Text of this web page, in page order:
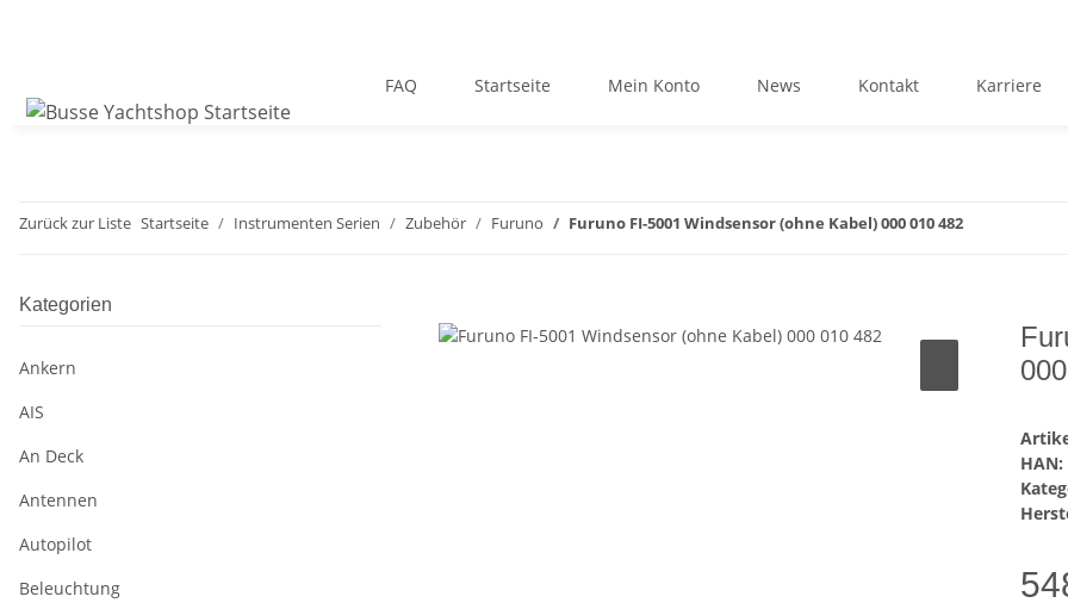
FAQ Startseite Mein Konto News Kontakt Karriere
Zurück zur Liste Startseite Instrumenten Serien Zubehör Furuno Furuno FI-5001 Windsensor (ohne Kabel) 000 010 482
HAN:
Kategorien
Ankern
AIS
An Deck
Antennen
Autopilot
Beleuchtung